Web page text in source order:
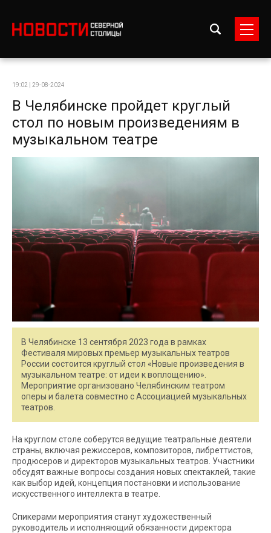
19:02 | 29-08-2024
В Челябинске пройдет круглый
стол по новым произведениям в
музыкальном театре
В Челябинске 13 сентября 2023 года в рамках
Фестиваля мировых премьер музыкальных театров
России состоится круглый стол «Новые произведения в
музыкальном театре: от идеи к воплощению».
Мероприятие организовано Челябинским театром
оперы и балета совместно с Ассоциацией музыкальных
театров.
На круглом столе соберутся ведущие театральные деятели
страны, включая режиссеров, композиторов, либреттистов,
продюсеров и директоров музыкальных театров. Участники
обсудят важные вопросы создания новых спектаклей, такие
как выбор идей, концепция постановки и использование
искусственного интеллекта в театре.
Спикерами мероприятия станут художественный
руководитель и исполняющий обязанности директора